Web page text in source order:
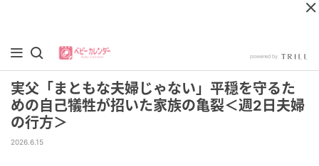
実父「まともな夫婦じゃない」平穏を守るた
めの自己犠牲が招いた家族の亀裂＜週2日夫婦
の行方＞
2026.6.15